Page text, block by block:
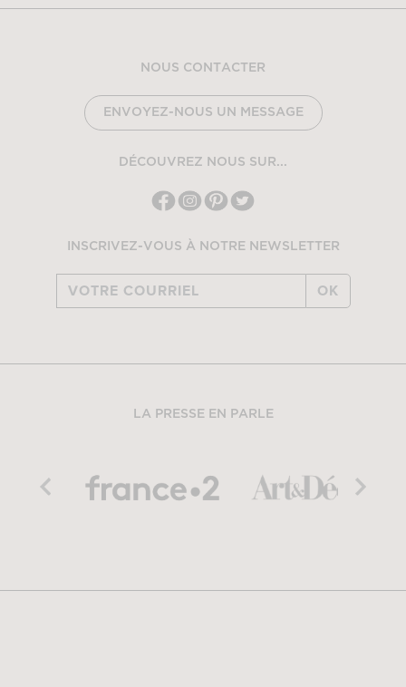
NOUS CONTACTER
ENVOYEZ-NOUS UN MESSAGE
DÉCOUVREZ NOUS SUR...
INSCRIVEZ-VOUS À NOTRE NEWSLETTER
OK
LA PRESSE EN PARLE